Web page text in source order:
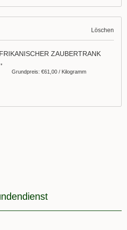
Löschen
ZAUBERTRANK
*
Grundpreis: €61,00 / Kilogramm